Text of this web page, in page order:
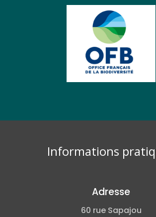
Informations
Adresse
60 rue Sapajou